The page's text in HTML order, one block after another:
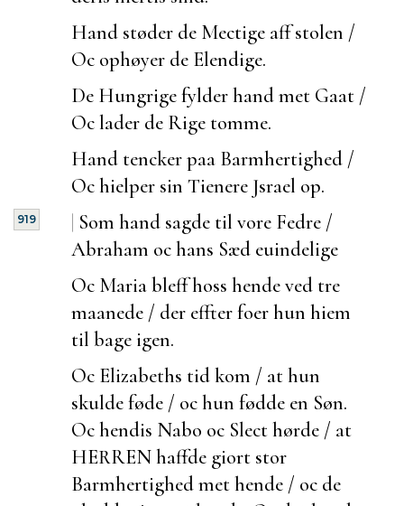
Hand støder de Mectige aff stolen /
Oc ophøyer de Elendige.
De Hungrige fylder hand met Gaat /
Oc lader de Rige tomme.
Hand tencker paa Barmhertighed /
Oc hielper sin Tienere Jsrael op.
|
919
Som hand sagde til vore Fedre /
Abraham oc hans Sæd euindelige
Oc Maria bleff hoss hende ved tre
maanede / der effterfoer hun hiem
til bage igen.
Oc Elizabeths tid kom / at hun
skulde føde / oc hun fødde en Søn.
Oc hendis Nabo oc Slect hørde / at
HERREN haffde giort stor
Barmhertighed met hende / oc de